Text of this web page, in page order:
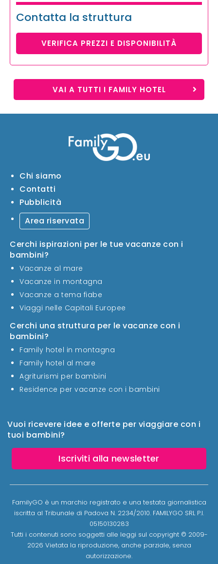
Contatta la struttura
VERIFICA PREZZI E DISPONIBILITÀ
VAI A TUTTI I FAMILY HOTEL
Vuoi ricevere idee e offerte per viaggiare con i
tuoi bambini?
Iscriviti alla newsletter
Chi siamo
Contatti
Pubblicità
Area riservata
Cerchi ispirazioni per le tue vacanze con i
bambini?
Vacanze al mare
Vacanze in montagna
Vacanze a tema fiabe
Viaggi nelle Capitali Europee
Cerchi una struttura per le vacanze con i
bambini?
Family hotel in montagna
Family hotel al mare
Agriturismi per bambini
Residence per vacanze con i bambini
FamilyGO è un marchio registrato e una testata giornalistica
iscritta al Tribunale di Padova N. 2234/2010. FAMILYGO SRL P.I.
05150130283
Tutti i contenuti sono soggetti alle leggi sul copyright © 2009-
2026 Vietata la riproduzione, anche parziale, senza
autorizzazione.